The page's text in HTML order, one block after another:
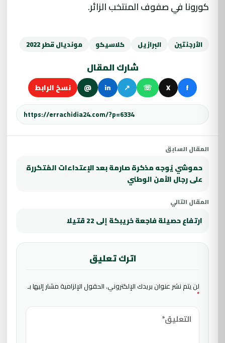
كورونا في صفوف المنتخب الزائر.
الأرجنتين البرازيل كلاسيكو مونديال قطر 2022
شارك المقال
f
X
☏
↗
in
@ نسخ الرابط
المقال السابق
حموشي يُوجه مذكرة صارمة بعد الإعتداءات المُتكررة
على رجال الأمن الوطني
المقال التالي
ارتفاع حصيلة فاجعة خريبكة إلى 22 قتيلا
اترك تعليق
لن يتم نشر عنوان بريدك الإلكتروني.الحقول الإلزامية مشار إليها بـ
*